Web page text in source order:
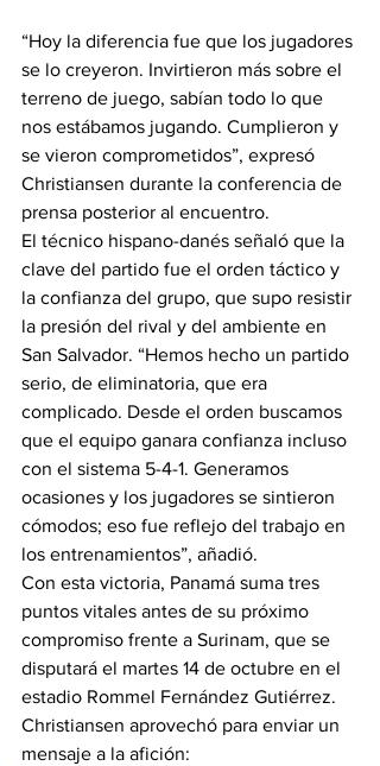
“Hoy la diferencia fue que los jugadores
se lo creyeron. Invirtieron más sobre el
terreno de juego, sabían todo lo que
nos estábamos jugando. Cumplieron y
se vieron comprometidos”, expresó
Christiansen durante la conferencia de
prensa posterior al encuentro.
El técnico hispano-danés señaló que la
clave del partido fue el orden táctico y
la confianza del grupo, que supo resistir
la presión del rival y del ambiente en
San Salvador. “Hemos hecho un partido
serio, de eliminatoria, que era
complicado. Desde el orden buscamos
que el equipo ganara confianza incluso
con el sistema 5-4-1. Generamos
ocasiones y los jugadores se sintieron
cómodos; eso fue reflejo del trabajo en
los entrenamientos”, añadió.
Con esta victoria, Panamá suma tres
puntos vitales antes de su próximo
compromiso frente a Surinam, que se
disputará el martes 14 de octubre en el
estadio Rommel Fernández Gutiérrez.
Christiansen aprovechó para enviar un
mensaje a la afición: